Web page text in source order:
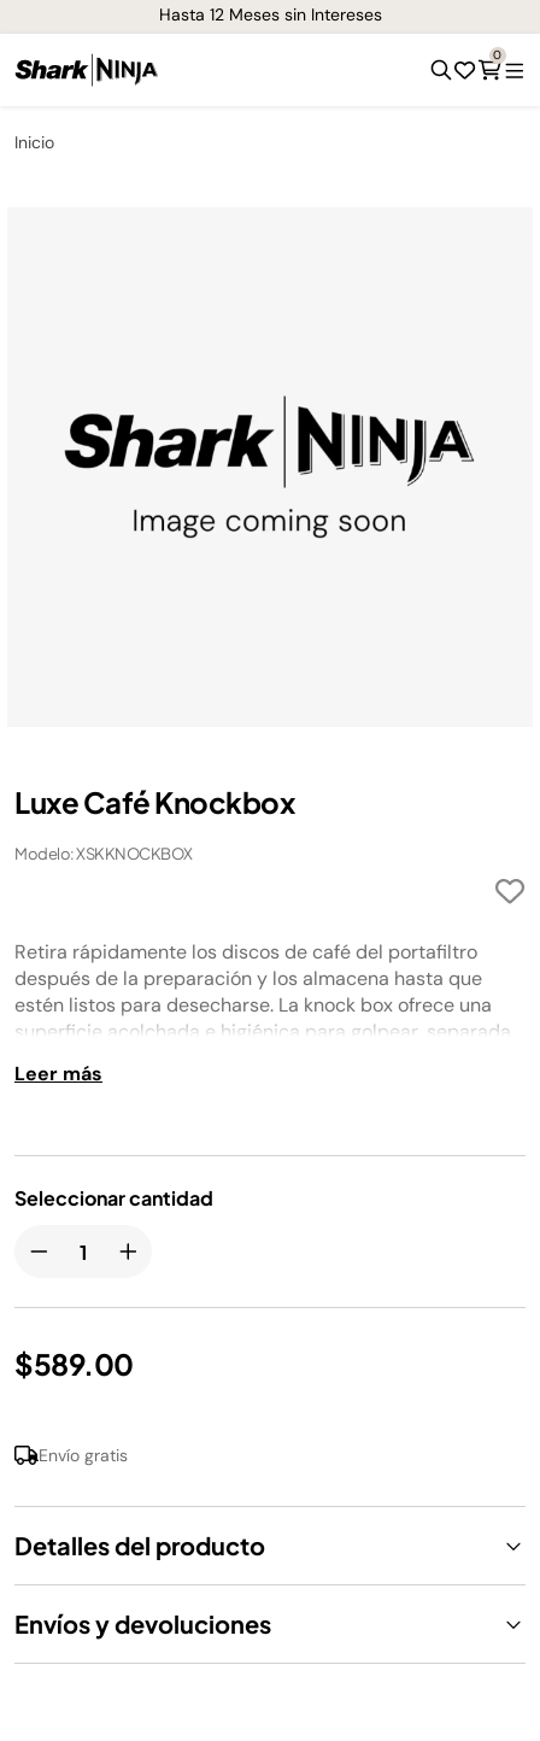
Hasta 12 Meses sin Intereses
0
Inicio
Luxe Café Knockbox
Modelo: XSKKNOCKBOX
Retira rápidamente los discos de café del portafiltro
después de la preparación y los almacena hasta que
estén listos para desecharse. La knock box ofrece una
superficie acolchada e higiénica para golpear, separada
espresso Ninja Luxe™ Café Premier Series y Ninja Luxe™
Leer más
Seleccionar cantidad
$589.00
Envío gratis
Detalles del producto
Envíos y devoluciones